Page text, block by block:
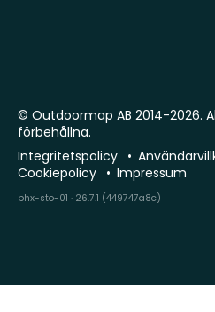
© Outdoormap AB 2014-2026.
förbehållna.
Integritetspolicy
Cookiepolicy
Impressum
phx-sto-01 · 26.7.1 (449747a8c)